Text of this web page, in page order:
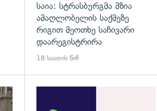
საია: სტრასბურგმა მზია
ამაღლობელის საქმეზე
რიგით მეოთხე საჩივარი
დაარეგისტრირა
18 საათის წინ